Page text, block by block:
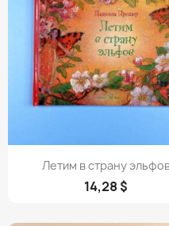
Просмотр
Летим в страну
14,28 $